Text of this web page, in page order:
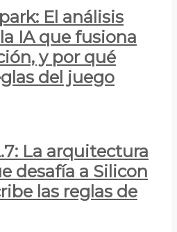
El análisis
IA que fusiona
y por qué
del juego
La arquitectura
desafía a Silicon
las reglas de